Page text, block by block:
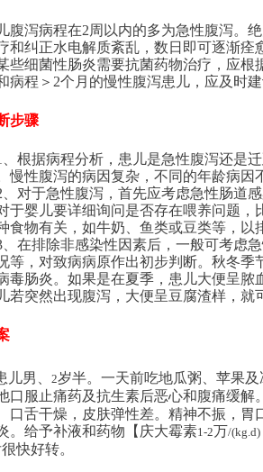
腹泻病程在2周以内的多为急性腹泻。
和纠正水电解质紊乱，数日即可逐渐
些细菌性肠炎需要抗菌药物治疗，应
病程＞2个月的慢性腹泻患儿，应及时
步骤
据病程分析，患儿是急性腹泻还是迁
慢性腹泻的病因复杂，不同的年龄病因
于急性腹泻，首先应考虑急性肠道感
于婴儿要详细询问是否存在喂养问题
食物有关，如牛奶、鱼类或豆类等，以
排除非感染性因素后，一般可考虑急
等，对致病病原作出初步判断。秋冬
毒肠炎。如果是在夏季，患儿大便呈
若突然出现腹泻，大便呈豆腐渣样，就
儿男、 2岁半。一天前吃地瓜粥、苹果
口服止痛药及抗生素后恶心和腹痛缓解
口舌干燥，皮肤弹性差。精神不振，
。给予补液和药物【庆大霉素1-2万/(kg.d)
快好转。